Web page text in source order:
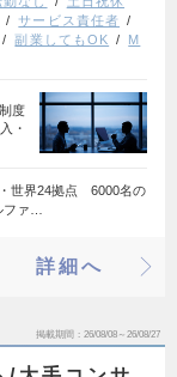
サービス責任者
副業してもOK
M
度
・
世界24拠点 6000名の
ァ…
詳細へ
掲載期間 26/08/08～26/08/27